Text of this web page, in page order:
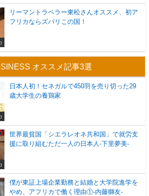
リーマントラベラー東松さんオススメ、初ア
フリカならズバリこの国！
オススメ記事3選
日本人初！セネガルで450羽を売り切った29
歳大学生の養鶏家
世界最貧国「シエラレオネ共和国」で就労支
援に取り組むただ一人の日本人-下里夢美-
僕が東証上場企業勤務と結婚と大学院進学を
やめ、アフリカで働く理由①-内藤獅友-